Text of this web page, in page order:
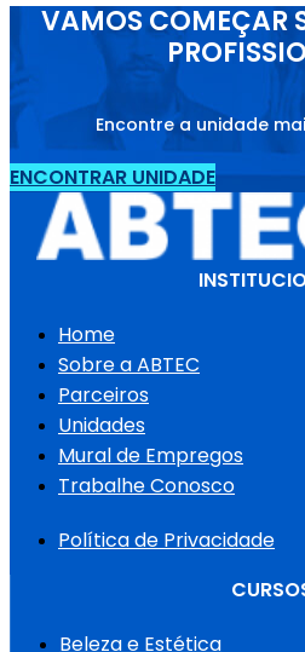
VAMOS COMEÇAR
Encontre a unidade
ENCONTRAR UNIDADE
Home
Sobre a ABTEC
Parceiros
Unidades
Mural de Empregos
Trabalhe Conosco
Política de Privacidade
Beleza e Estética